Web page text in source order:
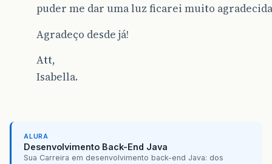
if (direcao == 2 ) {
puder me dar uma luz ficarei muito
Agradeço desde já!
Att,
Isabella.
ALURA
Desenvolvimento Back-End Java
Sua Carreira em desenvolvimento back-end Java: dos